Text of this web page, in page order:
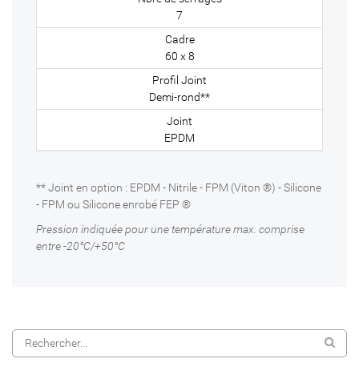
7
60 x 8
Demi-rond**
EPDM
** Joint en option : EPDM - Nitrile - FPM (Viton ®) - Silicone
- FPM ou Silicone enrobé FEP ®
Pression indiquée pour une température max. comprise
entre -20°C/+50°C